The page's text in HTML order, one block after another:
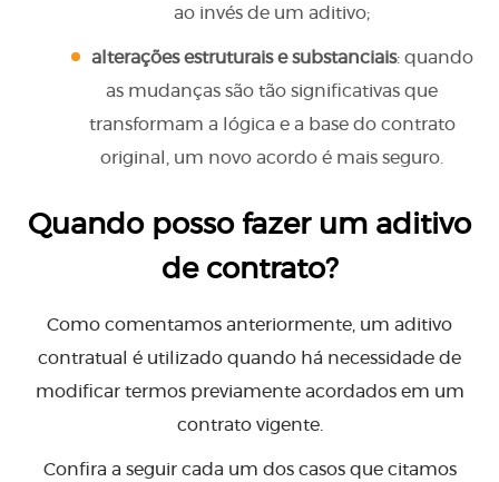
ao invés de um aditivo;
alterações estruturais e substanciais: quando
as mudanças são tão significativas que
transformam a lógica e a base do contrato
original, um novo acordo é mais seguro.
Quando posso fazer um aditivo
de contrato?
Como comentamos anteriormente, um aditivo
contratual é utilizado quando há necessidade de
modificar termos previamente acordados em um
contrato vigente.
Confira a seguir cada um dos casos que citamos